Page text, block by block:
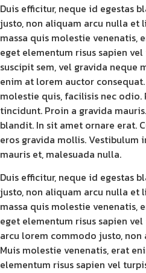
Duis efficitur, neque id egestas
justo, non aliquam arcu nulla et
massa quis molestie venenatis,
eget elementum risus sapien
suscipit sem, vel gravida neque
enim at lorem auctor
molestie quis, facilisis nec odio.
tincidunt. Proin a gravida
blandit. In sit amet ornare erat.
eros gravida mollis. Vestibulum
mauris et, malesuada nulla.
Duis efficitur, neque id egestas
justo, non aliquam arcu nulla et
massa quis molestie venenatis,
eget elementum risus sapien
arcu lorem commodo justo,
Muis molestie venenatis, erat
elementum risus sapien vel